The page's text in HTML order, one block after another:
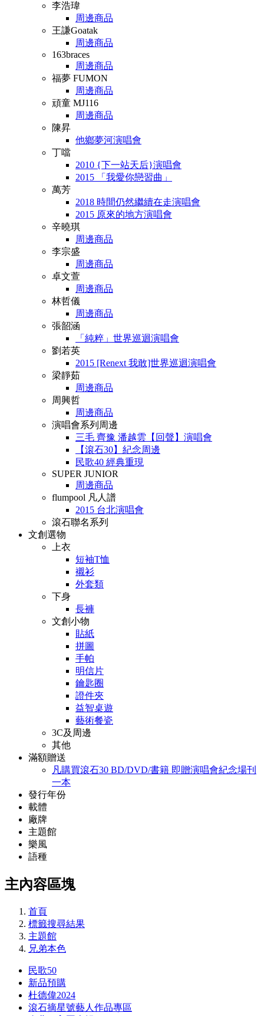
李浩瑋
周邊商品
王謙Goatak
周邊商品
163braces
周邊商品
福夢 FUMON
周邊商品
頑童 MJ116
周邊商品
陳昇
他鄉夢河演唱會
丁噹
2010 {下一站天后}演唱會
2015 「我愛你戀習曲」
萬芳
2018 時間仍然繼續在走演唱會
2015 原來的地方演唱會
辛曉琪
周邊商品
李宗盛
周邊商品
卓文萱
周邊商品
林哲儀
周邊商品
張韶涵
「純粹」世界巡迴演唱會
劉若英
2015 [Renext 我敢]世界巡迴演唱會
梁靜茹
周邊商品
周興哲
周邊商品
演唱會系列周邊
三毛 齊豫 潘越雲【回聲】演唱會
【滾石30】紀念周邊
民歌40 經典重現
SUPER JUNIOR
周邊商品
flumpool 凡人譜
2015 台北演唱會
滾石聯名系列
文創選物
上衣
短袖T恤
襯衫
外套類
下身
長褲
文創小物
貼紙
拼圖
手帕
明信片
鑰匙圈
證件夾
益智桌遊
藝術餐瓷
3C及周邊
其他
滿額贈送
凡購買滾石30 BD/DVD/書籍 即贈演唱會紀念場刊
一本
發行年份
載體
廠牌
主題館
樂風
語種
主內容區塊
首頁
標籤搜尋結果
主題館
兄弟本色
民歌50
新品預購
杜德偉2024
滾石摘星號藝人作品專區